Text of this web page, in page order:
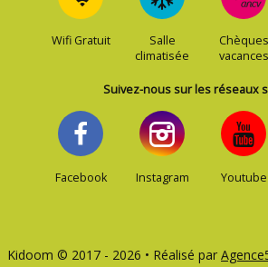
Wifi Gratuit
Salle
climatisée
Chèques
vacances
Suivez-nous sur les réseaux
Facebook Instagram Youtube
Kidoom © 2017 - 2026 • Réalisé par